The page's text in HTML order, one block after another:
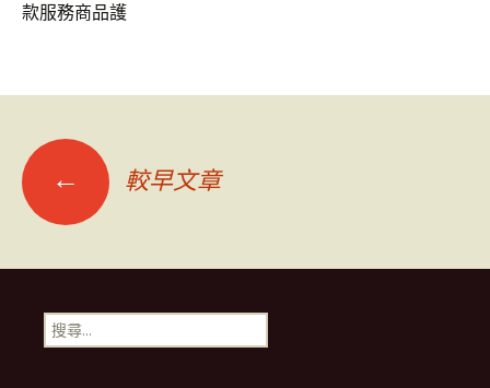
款服務商品護
文
章
導
← 較早文章
搜
尋